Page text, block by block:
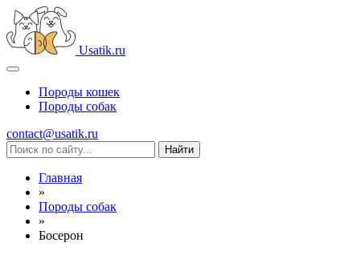
Usatik.ru
Породы кошек
Породы собак
contact@usatik.ru
Главная
»
Породы собак
»
Босерон